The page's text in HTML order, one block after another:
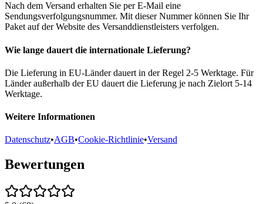
Nach dem Versand erhalten Sie per E-Mail eine
Sendungsverfolgungsnummer. Mit dieser Nummer können Sie Ihr
Paket auf der Website des Versanddienstleisters verfolgen.
Wie lange dauert die internationale Lieferung?
Die Lieferung in EU-Länder dauert in der Regel 2-5 Werktage. Für
Länder außerhalb der EU dauert die Lieferung je nach Zielort 5-14
Werktage.
Weitere Informationen
Datenschutz•AGB•Cookie-Richtlinie•Versand
Bewertungen